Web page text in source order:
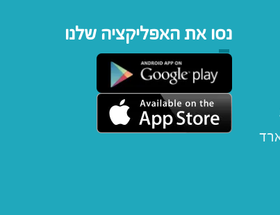
נסו את האפליקציה שלנו